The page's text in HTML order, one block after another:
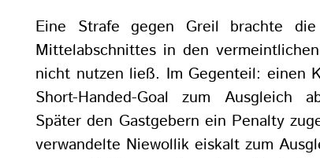
Eine Strafe gegen Greil brachte
Mittelabschnittes in den
nicht nutzen ließ. Im Gegenteil: einen
Short-Handed-Goal zum Ausgleich
Später den Gastgebern ein Penalty
verwandelte Niewollik eiskalt zum